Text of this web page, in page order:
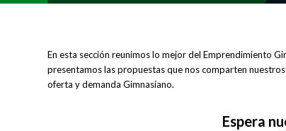
En esta sección reunimos lo mejor del Emprendimiento
presentamos las propuestas que nos comparten
oferta y demanda Gimnasiano.
Espera